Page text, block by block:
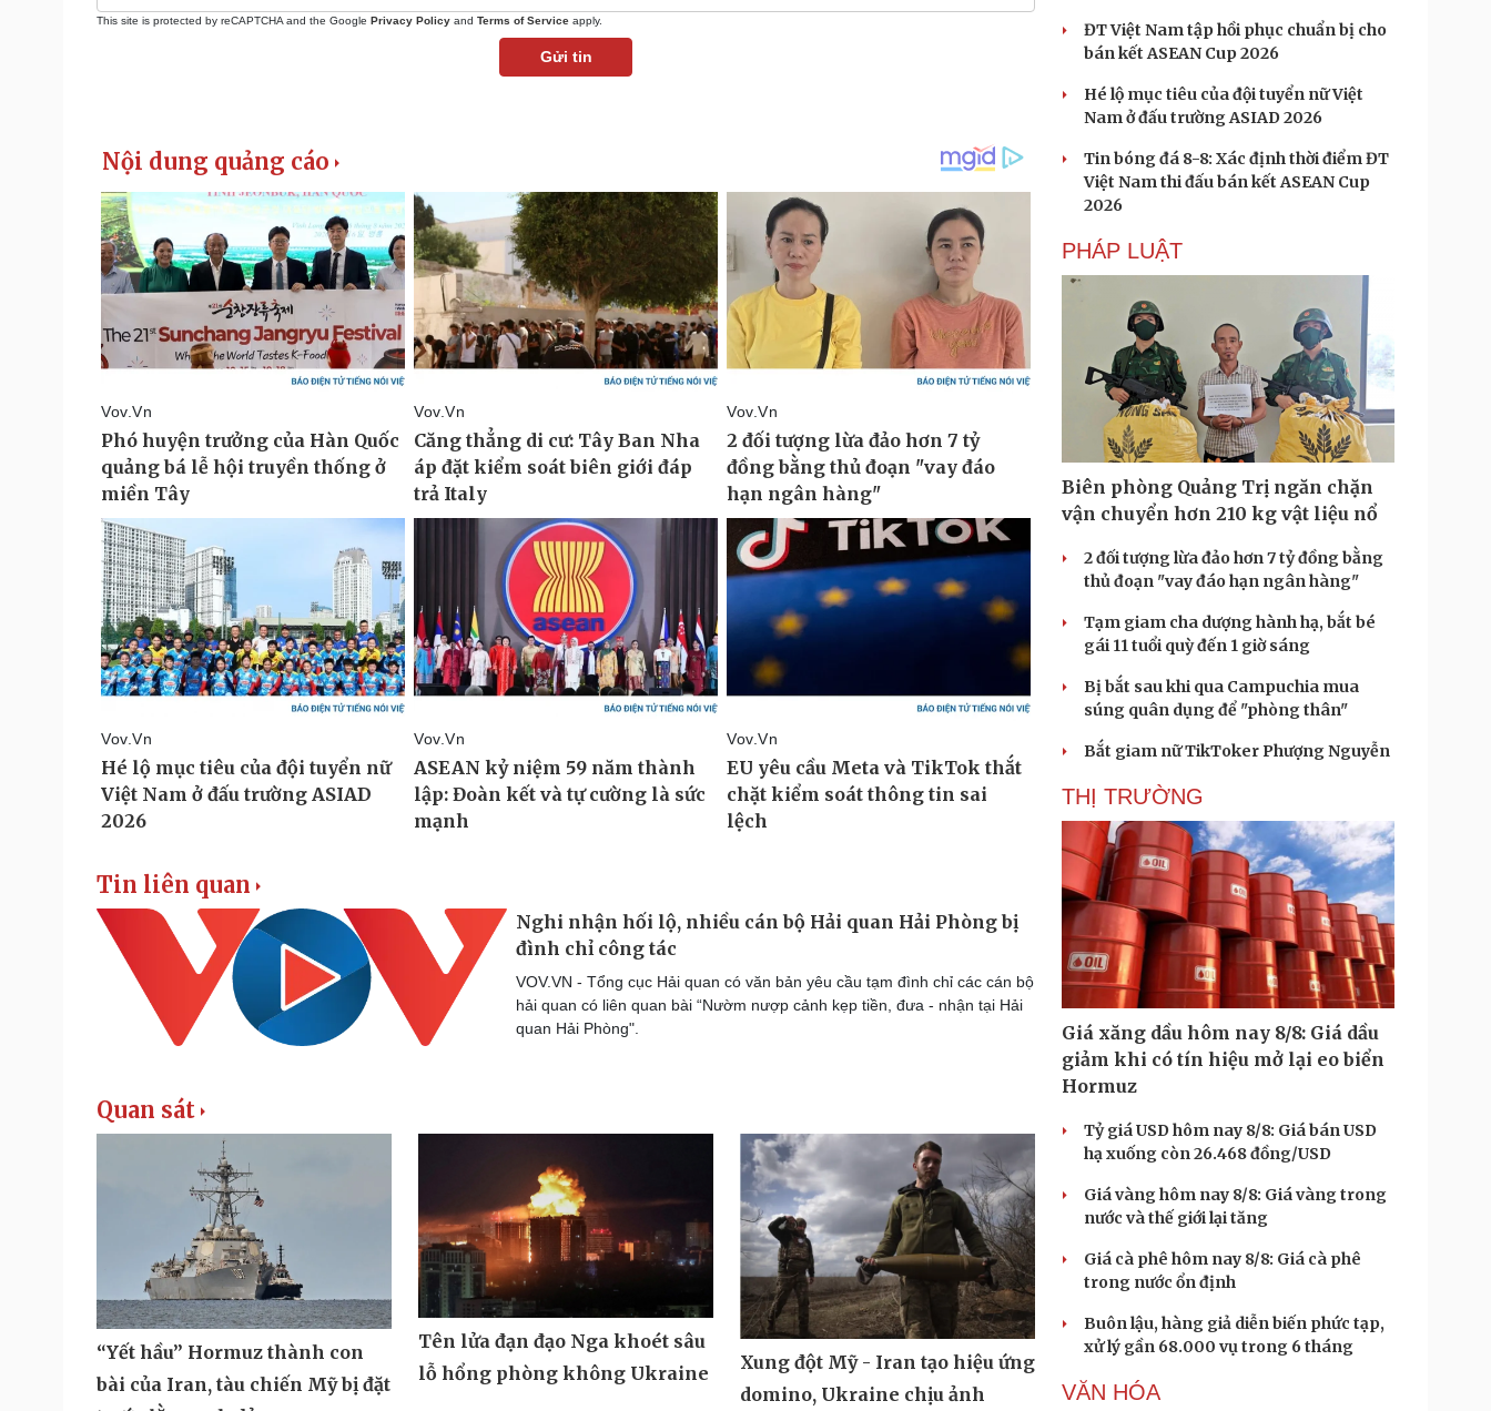
This site is protected by reCAPTCHA and the Google Privacy Policy and Terms of Service apply.
Gửi tin
Tin liên quan
Nghi nhận hối lộ, nhiều cán bộ Hải quan Hải Phòng bị
đình chỉ công tác
VOV.VN - Tổng cục Hải quan có văn bản yêu cầu tạm đình chỉ các cán bộ
hải quan có liên quan bài “Nườm nượp cảnh kẹp tiền, đưa - nhận tại Hải
quan Hải Phòng".
Quan sát
“Yết hầu” Hormuz thành con
bài của Iran, tàu chiến Mỹ bị đặt
Tên lửa đạn đạo Nga khoét sâu
lỗ hổng phòng không Ukraine
Xung đột Mỹ - Iran tạo hiệu ứng
domino, Ukraine chịu ảnh
ĐT Việt Nam tập hồi phục chuẩn bị cho
bán kết ASEAN Cup 2026
Hé lộ mục tiêu của đội tuyển nữ Việt
Nam ở đấu trường ASIAD 2026
Tin bóng đá 8-8: Xác định thời điểm ĐT
Việt Nam thi đấu bán kết ASEAN Cup
2026
PHÁP LUẬT
Biên phòng Quảng Trị ngăn chặn
vận chuyển hơn 210 kg vật liệu nổ
2 đối tượng lừa đảo hơn 7 tỷ đồng bằng
thủ đoạn "vay đáo hạn ngân hàng"
Tạm giam cha dượng hành hạ, bắt bé
gái 11 tuổi quỳ đến 1 giờ sáng
Bị bắt sau khi qua Campuchia mua
súng quân dụng để "phòng thân"
Bắt giam nữ TikToker Phượng Nguyễn
THỊ TRƯỜNG
Giá xăng dầu hôm nay 8/8: Giá dầu
giảm khi có tín hiệu mở lại eo biển
Hormuz
Tỷ giá USD hôm nay 8/8: Giá bán USD
hạ xuống còn 26.468 đồng/USD
Giá vàng hôm nay 8/8: Giá vàng trong
nước và thế giới lại tăng
Giá cà phê hôm nay 8/8: Giá cà phê
trong nước ổn định
Buôn lậu, hàng giả diễn biến phức tạp,
xử lý gần 68.000 vụ trong 6 tháng
VĂN HÓA